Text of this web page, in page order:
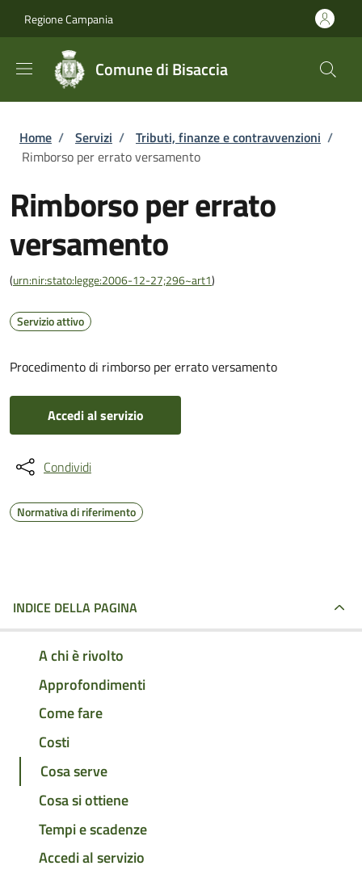
Regione Campania
Comune di Bisaccia
Briciole di pane
Home / Servizi / Tributi, finanze e contravvenzioni /
Rimborso per errato versamento
Rimborso per errato
versamento
(urn:nir:stato:legge:2006-12-27;296~art1)
Servizio attivo
Procedimento di rimborso per errato versamento
Accedi al servizio
Condividi
Normativa di riferimento
INDICE DELLA PAGINA
A chi è rivolto
Approfondimenti
Come fare
Costi
Cosa serve
Cosa si ottiene
Tempi e scadenze
Accedi al servizio